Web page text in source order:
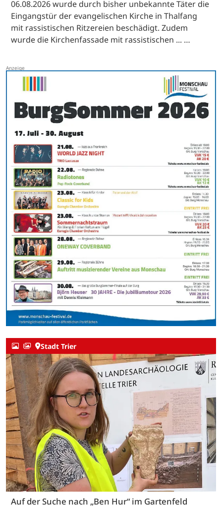
06.08.2026 wurde durch bisher unbekannte Täter die
Eingangstür der evangelischen Kirche in Thalfang
mit rassistischen Ritzereien beschädigt. Zudem
wurde die Kirchenfassade mit rassistischen ... …
Stadt Trier
Auf der Suche nach „Ben Hur“ im Gartenfeld